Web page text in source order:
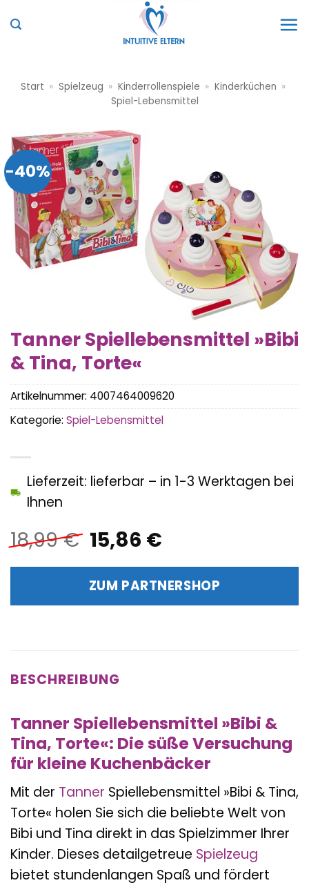
Inhalt
Start » Spielzeug » Kinderrollenspiele » Kinderküchen »
Spiel-Lebensmittel
-40%
Tanner Spiellebensmittel »Bibi
& Tina, Torte«
18,99€ Ursprünglicher
Preis
war:
18,99 €
15,86 €Aktueller
ist:
15,86 €.
Lieferzeit: lieferbar – in 1-3 Werktagen bei
Ihnen
ZUM PARTNERSHOP
Artikelnummer: 4007464009620
Kategorie: Spiel-Lebensmittel
BESCHREIBUNG
Tanner Spiellebensmittel »Bibi &
Tina, Torte«: Die süße Versuchung
für kleine Kuchenbäcker
Mit der Tanner Spiellebensmittel »Bibi & Tina,
Torte« holen Sie sich die beliebte Welt von
Bibi und Tina direkt in das Spielzimmer Ihrer
Kinder. Dieses detailgetreue Spielzeug
bietet stundenlangen Spaß und fördert